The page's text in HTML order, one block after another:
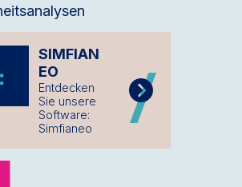
SIMFIAN
EO
Entdecken
Sie unsere
Software:
Simfianeo